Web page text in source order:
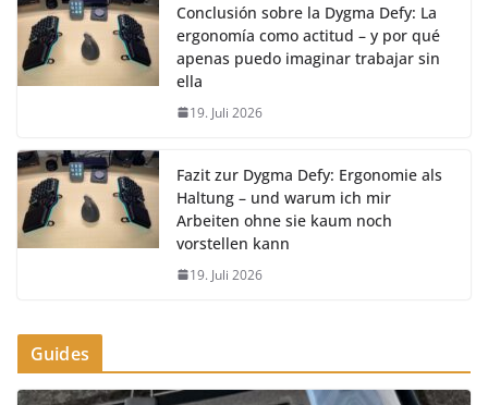
Conclusión sobre la Dygma Defy: La
ergonomía como actitud – y por qué
apenas puedo imaginar trabajar sin
ella
19. Juli 2026
Fazit zur Dygma Defy: Ergonomie als
Haltung – und warum ich mir
Arbeiten ohne sie kaum noch
vorstellen kann
19. Juli 2026
Guides